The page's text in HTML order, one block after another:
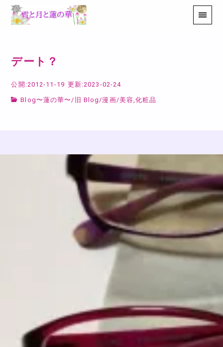
デート？
公開:2012-11-19 更新:2023-02-24
Blog〜蓮の華〜 / 旧 Blog /漫画/美容,化粧品